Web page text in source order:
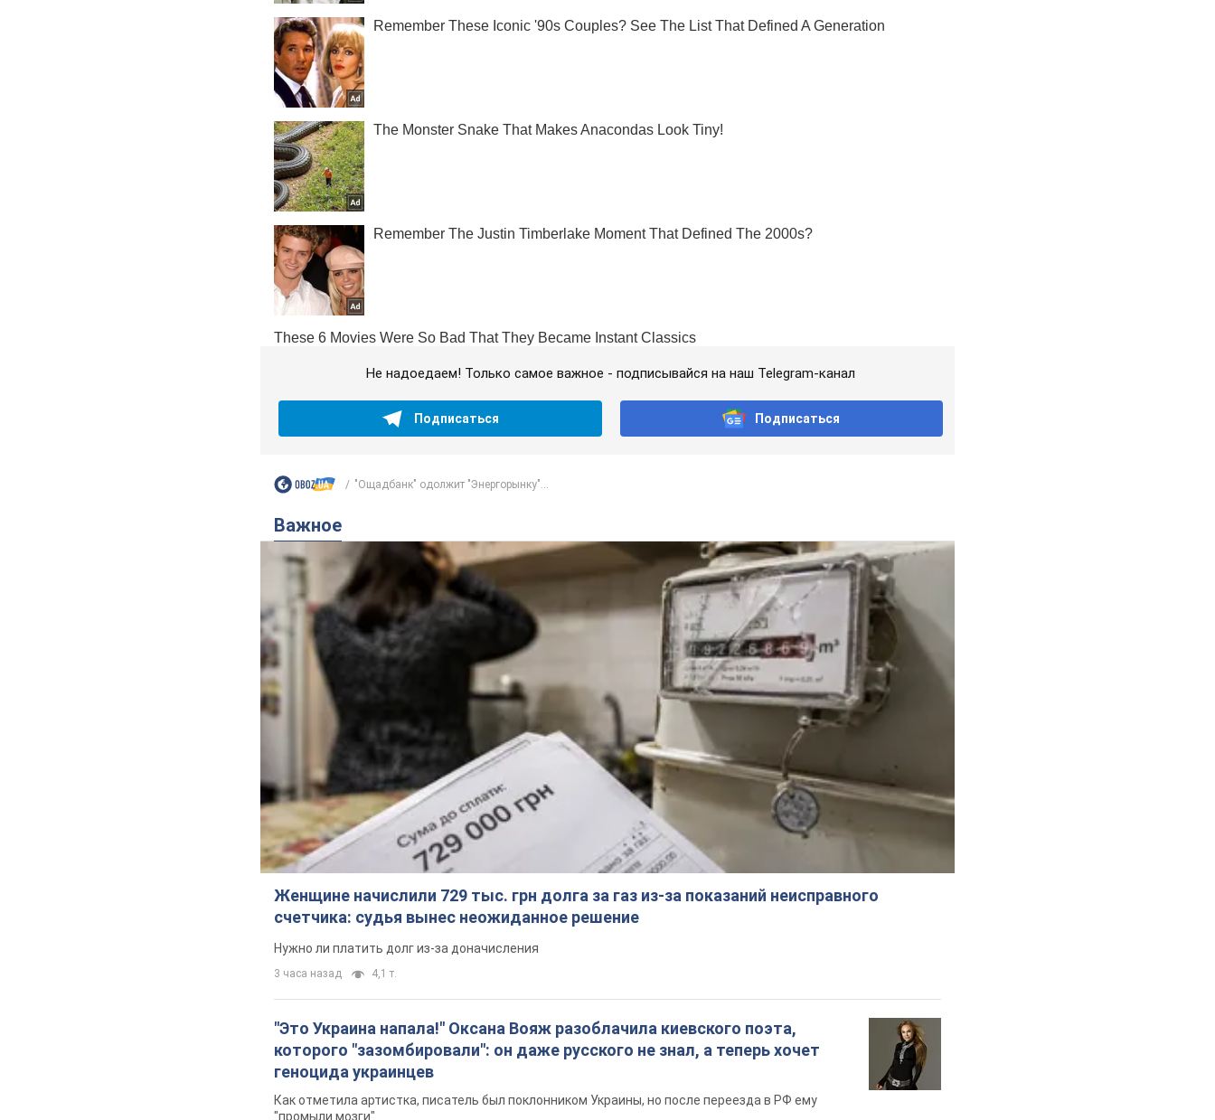
Не надоедаем! Только самое важное - подписывайся на наш Telegram-канал
Подписаться Подписаться
"Ощадбанк" одолжит "Энергорынку"...
Важное
Женщине начислили 729 тыс. грн долга за газ из-за показаний неисправного
счетчика: судья вынес неожиданное решение
Нужно ли платить долг из-за доначисления
3 часа назад 4,1 т.
"Это Украина напала!" Оксана Вояж разоблачила киевского поэта,
которого "зазомбировали": он даже русского не знал, а теперь хочет
геноцида украинцев
Как отметила артистка, писатель был поклонником Украины, но после переезда в РФ ему
"промыли мозги"